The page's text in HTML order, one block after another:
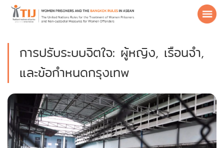
หน้าหลัก
เกี่ยวกับ
ข้อมูลเรือนจำ
แนวทางปฏิบัติที่ดี
สื่อสิ่งพิมพ์
การปรับระบบจิตใจ: ผู้หญิง, เรือนจำ,
และข้อกำหนดกรุงเทพ